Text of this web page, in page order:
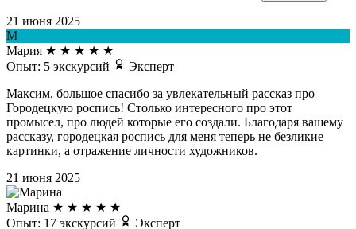
21 июня 2025
М
Мария ★ ★ ★ ★ ★
Опыт: 5 экскурсий
Эксперт
Максим, большое спасибо за увлекательный рассказ про
Городецкую роспись! Столько интересного про этот
промысел, про людей которые его создали. Благодаря вашему
рассказу, городецкая роспись для меня теперь не безликие
картинки, а отражение личности художников.
21 июня 2025
Марина ★ ★ ★ ★ ★
Опыт: 17 экскурсий
Эксперт